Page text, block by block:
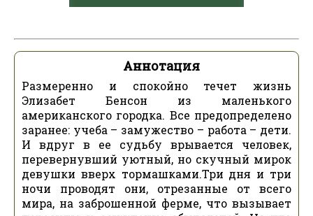
Аннотация
Размеренно и спокойно течет жизнь
Элизабет Бенсон из маленького
американского городка. Все предопределено
заранее: учеба – замужество – работа – дети.
И вдруг в ее судьбу врывается человек,
перевернувший уютный, но скучный мирок
девушки вверх тормашками.Три дня и три
ночи проводят они, отрезанные от всего
мира, на заброшенной ферме, что вызывает